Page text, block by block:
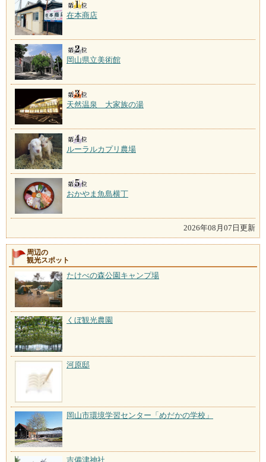
在本商店
岡山県立美術館
天然温泉 大家族の湯
ルーラルカプリ農場
おかやま魚島横丁
2026年08月07日更新
周辺の
観光スポット
たけべの森公園キャンプ場
くぼ観光農園
河原邸
岡山市環境学習センター「めだかの学校」
吉備津神社